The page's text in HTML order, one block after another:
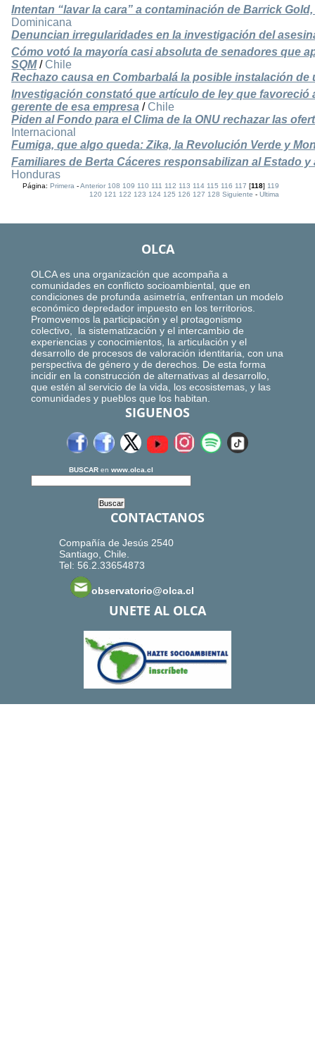
Intentan “lavar la cara” a contaminación de Barrick
Dominicana
Denuncian irregularidades en la investigación del
Cómo votó la mayoría casi absoluta de senadores que
SQM/ Chile
Rechazo causa en Combarbalá la posible instalación de
Investigación constató que artículo de ley que favoreció
gerente de esa empresa / Chile
Piden al Fondo para el Clima de la ONU rechazar las
Internacional
Fumiga, que algo queda: Zika, la Revolución Verde y
Familiares de Berta Cáceres responsabilizan al Estado
Honduras
Página:Primera -Anterior 108 109 110 111 112 113 114 115 116 117 [118]119
120 121 122 123 124 125 126 127 128 Siguiente -Ultima
OLCA
OLCA es una organización que acompaña a
comunidades en conflicto socioambiental, que en
condiciones de profunda asimetría, enfrentan un modelo
económico depredador impuesto en los territorios.
Promovemos la participación y el protagonismo
colectivo, la sistematización y el intercambio de
experiencias y conocimientos, la articulación y el
desarrollo de procesos de valoración identitaria, con una
perspectiva de género y de derechos. De esta forma
incidir en la construcción de alternativas al desarrollo,
que estén al servicio de la vida, los ecosistemas, y las
comunidades y pueblos que los habitan.
SIGUENOS
BUSCAR en www.olca.cl
CONTACTANOS
Compañía de Jesús 2540
Santiago, Chile.
Tel: 56.2.33654873
observatorio@olca.cl
UNETE AL OLCA